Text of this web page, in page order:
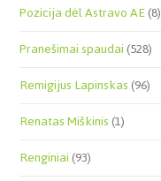
Pozicija dėl Astravo AE(8)
Pranešimai spaudai(528)
Remigijus Lapinskas(96)
Renatas Miškinis(1)
Renginiai(93)